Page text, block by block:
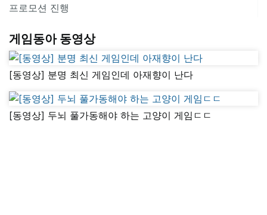
프로모션 진행
게임동아 동영상
[동영상] 분명 최신 게임인데 아재향이 난다
[동영상] 두뇌 풀가동해야 하는 고양이 게임ㄷㄷ